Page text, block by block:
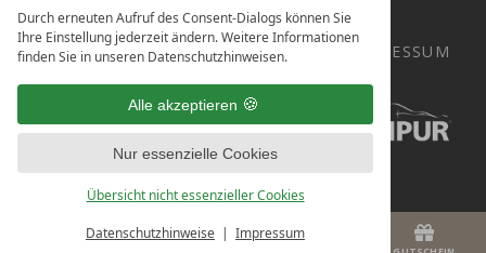
Durch erneuten Aufruf des Consent-Dialogs können Sie
Ihre Einstellung jederzeit ändern. Weitere Informationen
finden Sie in unseren Datenschutzhinweisen.
Alle akzeptieren
Nur essenzielle Cookies
Übersicht nicht essenzieller Cookies
Datenschutzhinweise Impressum
DATENSCHUTZ
DATENSCHUTZEINSTELLUNGEN
IMPRESSUM